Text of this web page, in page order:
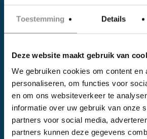
Toestemming Details
Deze website maakt gebruik van
We gebruiken cookies om content en
personaliseren, om functies voor
en om ons websiteverkeer te
informatie over uw gebruik van onze
partners voor social media,
partners kunnen deze gegevens
Facebook
Kalender
Impressie